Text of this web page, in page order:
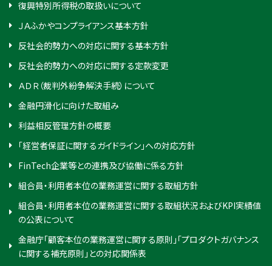
復興特別所得税の取扱いについて
ＪＡふかやコンプライアンス基本方針
反社会的勢力への対応に関する基本方針
反社会的勢力への対応に関する定款変更
ＡＤＲ（裁判外紛争解決手続）について
金融円滑化に向けた取組み
利益相反管理方針の概要
「経営者保証に関するガイドライン」への対応方針
FinTech企業等との連携及び協働に係る方針
組合員・利用者本位の業務運営に関する取組方針
組合員・利用者本位の業務運営に関する取組状況およびKPI実績値
の公表について
金融庁「顧客本位の業務運営に関する原則」「プロダクトガバナンス
に関する補充原則」との対応関係表